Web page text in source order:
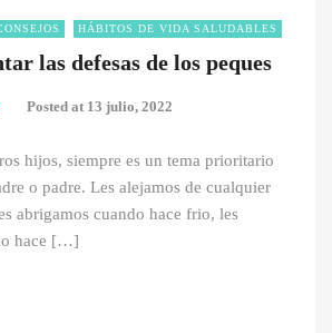
HÁBITOS DE VIDA SALUDABLES
las defesas de los peques
Posted at 13 julio, 2022
hijos, siempre es un tema prioritario
o padre. Les alejamos de cualquier
abrigamos cuando hace frio, les
hace […]